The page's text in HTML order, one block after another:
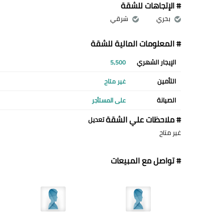
# الإتجاهات للشقة
بحري شرقي
# المعلومات المالية للشقة
الإيجار الشهري 5,500
التأمين غير متاح
الصيانة على المستأجر
# ملاحظات علي الشقةتعديل
غير متاح
# تواصل مع المبيعات